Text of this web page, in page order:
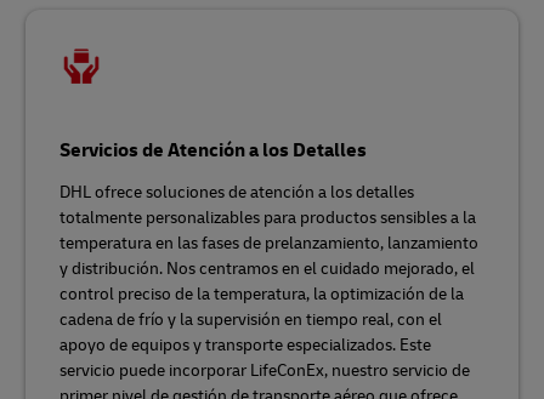
Servicios de Atención a los Detalles
DHL ofrece soluciones de atención a los detalles
totalmente personalizables para productos sensibles a la
temperatura en las fases de prelanzamiento, lanzamiento
y distribución. Nos centramos en el cuidado mejorado, el
control preciso de la temperatura, la optimización de la
cadena de frío y la supervisión en tiempo real, con el
apoyo de equipos y transporte especializados. Este
servicio puede incorporar LifeConEx, nuestro servicio de